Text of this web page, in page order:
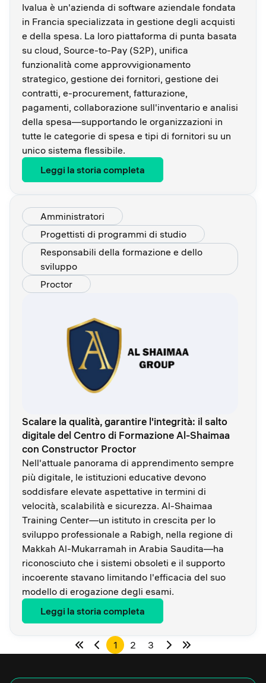
Ivalua è un'azienda di software aziendale fondata
in Francia specializzata in gestione degli acquisti
e della spesa. La loro piattaforma di punta basata
su cloud, Source-to-Pay (S2P), unifica
funzionalità come approvvigionamento
strategico, gestione dei fornitori, gestione dei
contratti, e-procurement, fatturazione,
pagamenti, collaborazione sull'inventario e analisi
della spesa—supportando le organizzazioni in
tutte le categorie di spesa e tipi di fornitori su un
unico sistema flessibile.
Leggi la storia completa
Amministratori
Progettisti di programmi di studio
Responsabili della formazione e dello
sviluppo
Proctor
Scalare la qualità, garantire l'integrità: il salto
digitale del Centro di Formazione Al-Shaimaa
con Constructor Proctor
Nell'attuale panorama di apprendimento sempre
più digitale, le istituzioni educative devono
soddisfare elevate aspettative in termini di
velocità, scalabilità e sicurezza. Al-Shaimaa
Training Center—un istituto in crescita per lo
sviluppo professionale a Rabigh, nella regione di
Makkah Al-Mukarramah in Arabia Saudita—ha
riconosciuto che i sistemi obsoleti e il supporto
incoerente stavano limitando l'efficacia del suo
modello di erogazione degli esami.
Leggi la storia completa
1 2 3